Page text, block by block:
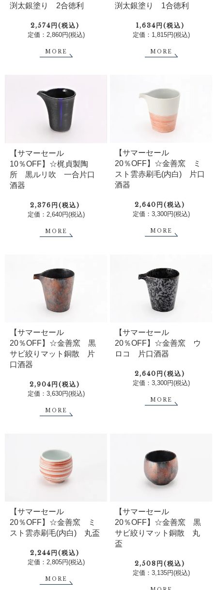
渕太銀塗り 2合徳利
2,574円(税込)
定価：2,860円(税込)
MORE
渕太銀塗り 1合徳利
1,634円(税込)
定価：1,815円(税込)
MORE
【サマーセール
10％OFF】☆梶貞製陶
所 黒ルリ吹 一合片口
酒器
2,376円(税込)
定価：2,640円(税込)
MORE
【サマーセール
20％OFF】☆金善窯 ミ
スト雲赤刷毛(内白) 片口
酒器
2,640円(税込)
定価：3,300円(税込)
MORE
【サマーセール
20％OFF】☆金善窯 黒
サビ絞りマット銅散 片
口酒器
2,904円(税込)
定価：3,630円(税込)
MORE
【サマーセール
20％OFF】☆金善窯 ウ
ロコ 片口酒器
2,640円(税込)
定価：3,300円(税込)
MORE
【サマーセール
20％OFF】☆金善窯 ミ
スト雲赤刷毛(内白) 丸盃
2,244円(税込)
定価：2,805円(税込)
MORE
【サマーセール
20％OFF】☆金善窯 黒
サビ絞りマット銅散 丸
盃
2,508円(税込)
定価：3,135円(税込)